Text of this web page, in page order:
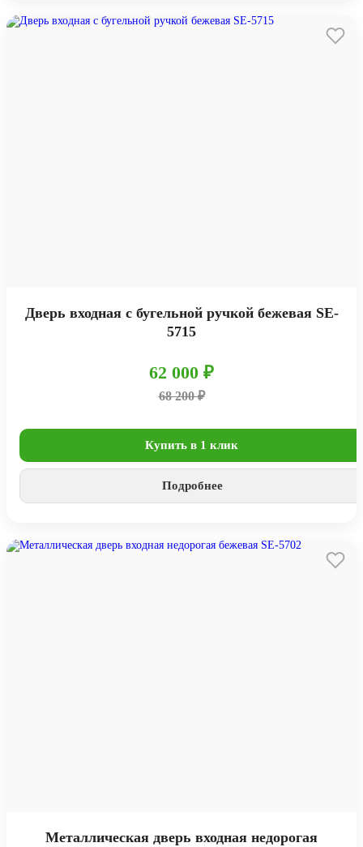
Дверь входная с бугельной ручкой бежевая SE-
5715
62 000 ₽
68 200 ₽
Купить в 1 клик
Подробнее
Металлическая дверь входная недорогая